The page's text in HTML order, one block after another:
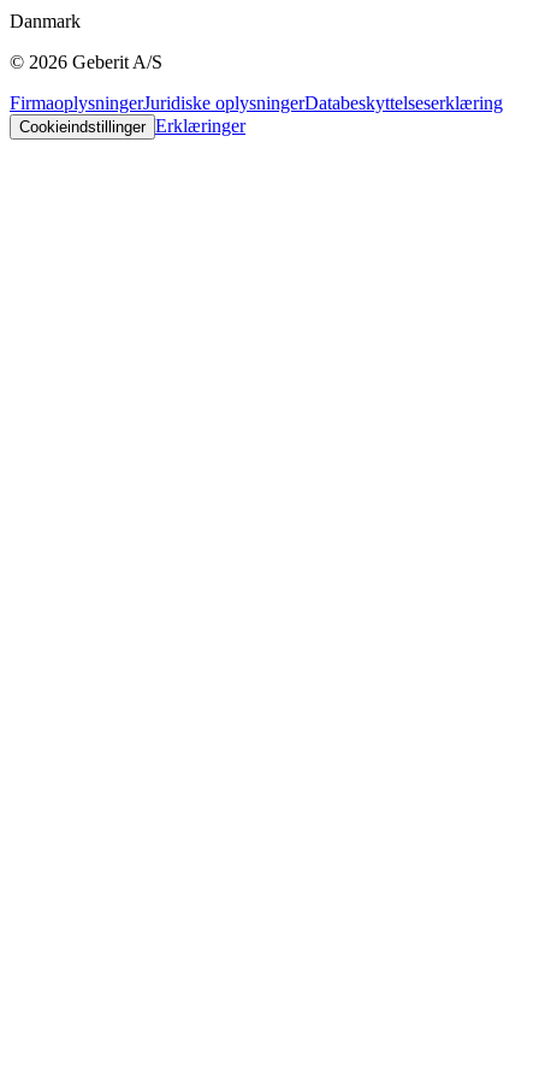
Danmark
© 2026 Geberit A/S
FirmaoplysningerJuridiske oplysningerDatabeskyttelseserklæring
Cookieindstillinger Erklæringer